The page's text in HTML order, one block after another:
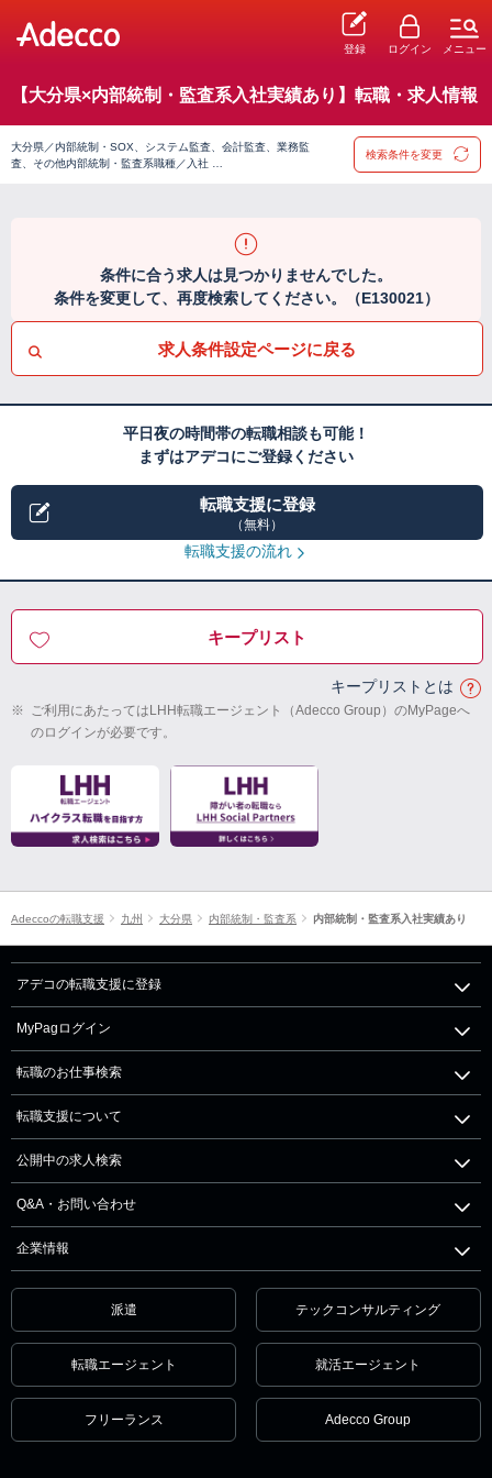
登録 ログイン メニュー
【大分県×内部統制・監査系入社実績あり】転職・求人情報
大分県／内部統制・SOX、システム監査、会計監査、業務監
査、その他内部統制・監査系職種／入社 …
検索条件を変更
条件に合う求人は見つかりませんでした。
条件を変更して、再度検索してください。（E130021）
求人条件設定ページに戻る
平日夜の時間帯の転職相談も可能！
まずはアデコにご登録ください
転職支援に登録
（無料）
転職支援の流れ
キープリスト
キープリストとは
※ ご利用にあたってはLHH転職エージェント（Adecco Group）のMyPageへ
のログインが必要です。
Adeccoの転職支援 九州 大分県 内部統制・監査系 内部統制・監査系入社実績あり
アデコの転職支援に登録
MyPagログイン
転職のお仕事検索
転職支援について
公開中の求人検索
Q&A・お問い合わせ
企業情報
派遣 テックコンサルティング
転職エージェント 就活エージェント
フリーランス Adecco Group